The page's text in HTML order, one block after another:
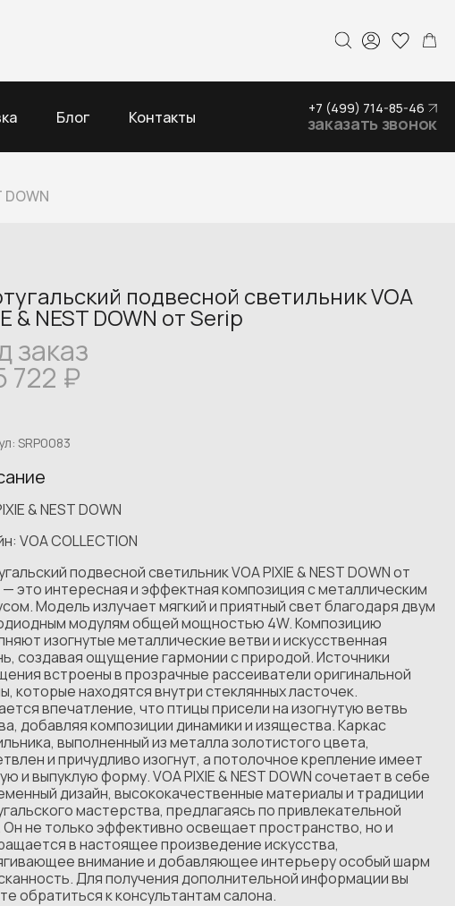
Блог Контакты +7 (499) 714-85-46
заказать звонок
подвесной светильник VOA
& NEST DOWN от Serip
заказ
722 ₽
SRP0083
& NEST DOWN
VOA COLLECTION
подвесной светильник VOA PIXIE & NEST DOWN от
— это интересная и эффектная композиция с металлическим
Модель излучает мягкий и приятный свет благодаря двум
модулям общей мощностью 4W. Композицию
изогнутые металлические ветви и искусственная
создавая ощущение гармонии с природой. Источники
встроены в прозрачные рассеиватели оригинальной
которые находятся внутри стеклянных ласточек.
впечатление, что птицы присели на изогнутую ветвь
добавляя композиции динамики и изящества. Каркас
выполненный из металла золотистого цвета,
и причудливо изогнут, а потолочное крепление имеет
и выпуклую форму. VOA PIXIE & NEST DOWN сочетает в себе
дизайн, высококачественные материалы и традиции
мастерства, предлагаясь по привлекательной
Он не только эффективно освещает пространство, но и
в настоящее произведение искусства,
внимание и добавляющее интерьеру особый шарм
Для получения дополнительной информации вы
обратиться к консультантам салона.